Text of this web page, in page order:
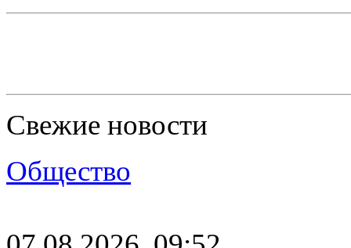
Свежие новости
Общество